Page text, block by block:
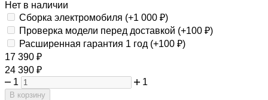
Нет в наличии
Сборка электромобиля (+1 000 ₽)
Проверка модели перед доставкой (+100 ₽)
Расширенная гарантия 1 год (+100 ₽)
17 390 ₽
24 390 ₽
1
1
В корзину